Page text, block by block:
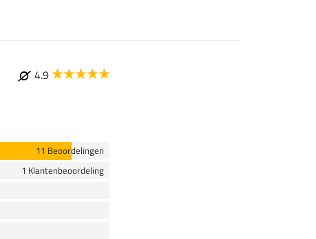
4.9
11 Beoordelingen
1 Klantenbeoordeling